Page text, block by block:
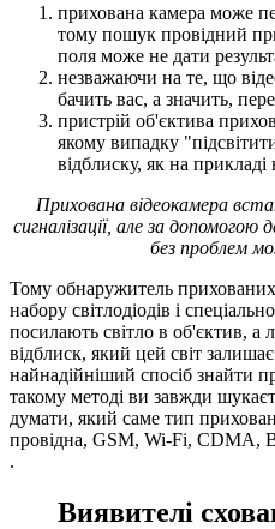
прихована камера може
тому пошук провідний
поля може не дати
незважаючи на те, що
бачить вас, а значить,
пристрій об'єктива
якому випадку
відблиску, як на
Прихована відеокамера
сигналізації, але за
без проблем
Тому обнаружитель прихованих
набору світлодіодів і
посилають світло в об'єктив, а
відблиск, який цей світ
найнадійніший спосіб знайти
такому методі ви завжди
думати, який саме тип
провідна, GSM, Wi-Fi, CDMA,
.
Виявителі